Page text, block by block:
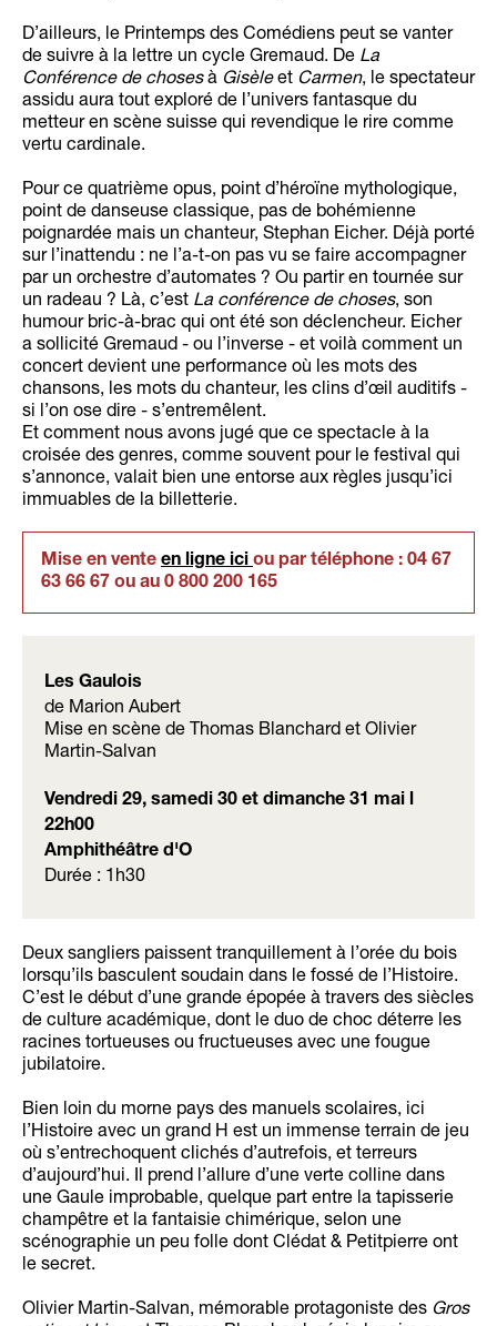
D’ailleurs, le Printemps des Comédiens peut se vanter
de suivre à la lettre un cycle Gremaud. De La
Conférence de chosesà Gisèleet Carmen, le spectateur
assidu aura tout exploré de l’univers fantasque du
metteur en scène suisse qui revendique le rire comme
vertu cardinale.
Pour ce quatrième opus, point d’héroïne mythologique,
point de danseuse classique, pas de bohémienne
poignardée mais un chanteur, Stephan Eicher. Déjà porté
sur l’inattendu : ne l’a-t-on pas vu se faire accompagner
par un orchestre d’automates ? Ou partir en tournée sur
un radeau ? Là, c’est La conférence de choses, son
humour bric-à-brac qui ont été son déclencheur. Eicher
a sollicité Gremaud - ou l’inverse - et voilà comment un
concert devient une performance où les mots des
chansons, les mots du chanteur, les clins d’œil auditifs -
si l’on ose dire - s’entremêlent.
Et comment nous avons jugé que ce spectacle à la
croisée des genres, comme souvent pour le festival qui
s’annonce, valait bien une entorse aux règles jusqu’ici
immuables de la billetterie.
Mise en vente en ligne iciou par téléphone : 04 67
63 66 67 ou au 0 800 200 165
Les Gaulois
de Marion Aubert
Mise en scène de Thomas Blanchard et Olivier
Martin-Salvan
Vendredi 29, samedi 30 et dimanche 31 mai l
22h00
Amphithéâtre d'O
Durée : 1h30
Deux sangliers paissent tranquillement à l’orée du bois
lorsqu’ils basculent soudain dans le fossé de l’Histoire.
C’est le début d’une grande épopée à travers des siècles
de culture académique, dont le duo de choc déterre les
racines tortueuses ou fructueuses avec une fougue
jubilatoire.
Bien loin du morne pays des manuels scolaires, ici
l’Histoire avec un grand H est un immense terrain de jeu
où s’entrechoquent clichés d’autrefois, et terreurs
d’aujourd’hui. Il prend l’allure d’une verte colline dans
une Gaule improbable, quelque part entre la tapisserie
champêtre et la fantaisie chimérique, selon une
scénographie un peu folle dont Clédat & Petitpierre ont
le secret.
Olivier Martin-Salvan, mémorable protagoniste des Gros